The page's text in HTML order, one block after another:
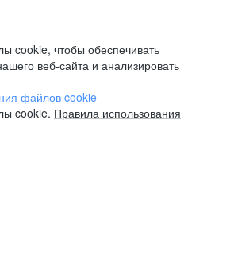
cookie, чтобы обеспечивать
веб-сайта и анализировать
файлов cookie
cookie. Правила использования